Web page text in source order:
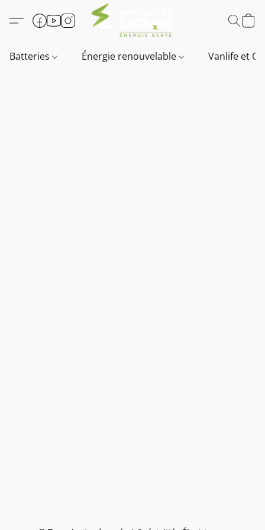
Batteries Énergie renouvelable Vanlife et